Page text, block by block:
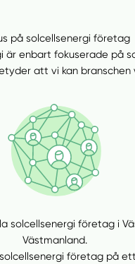
på solcellsenergi företag
är enbart fokuserade på
att vi kan branschen
solcellsenergi företag i
Västmanland.
företag på